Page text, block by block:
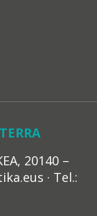
20140 –
· Tel.: